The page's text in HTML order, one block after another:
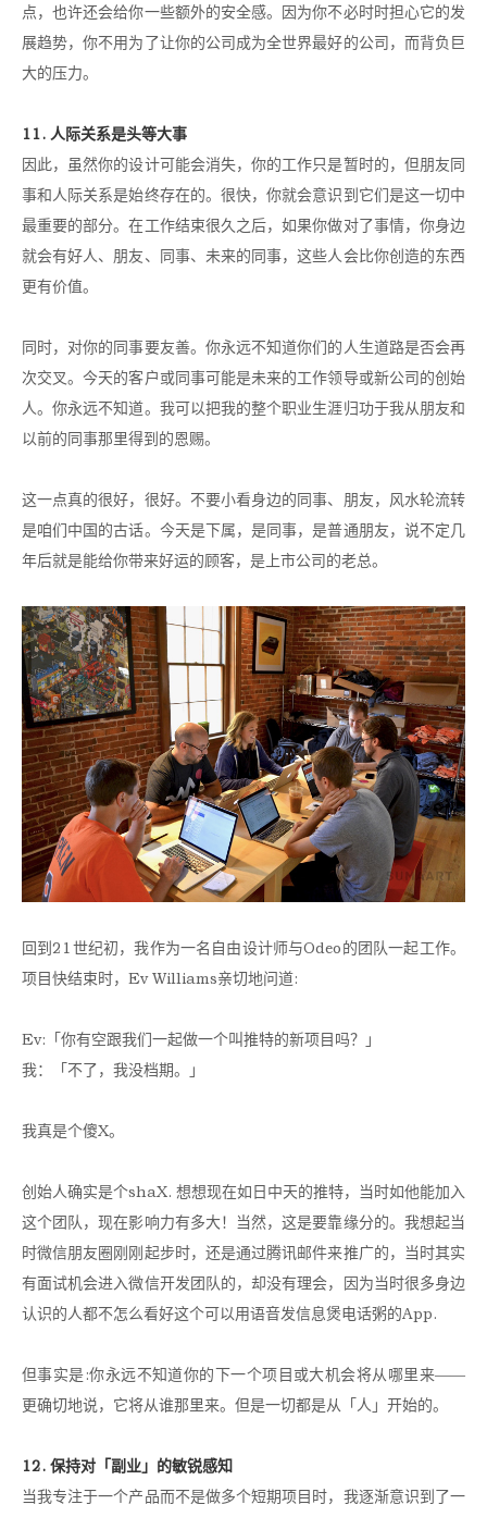
点，也许还会给你一些额外的安全感。因为你不必时时担心它的发
展趋势，你不用为了让你的公司成为全世界最好的公司，而背负巨
大的压力。
11. 人际关系是头等大事
因此，虽然你的设计可能会消失，你的工作只是暂时的，但朋友同
事和人际关系是始终存在的。很快，你就会意识到它们是这一切中
最重要的部分。在工作结束很久之后，如果你做对了事情，你身边
就会有好人、朋友、同事、未来的同事，这些人会比你创造的东西
更有价值。
同时，对你的同事要友善。你永远不知道你们的人生道路是否会再
次交叉。今天的客户或同事可能是未来的工作领导或新公司的创始
人。你永远不知道。我可以把我的整个职业生涯归功于我从朋友和
以前的同事那里得到的恩赐。
这一点真的很好，很好。不要小看身边的同事、朋友，风水轮流转
是咱们中国的古话。今天是下属，是同事，是普通朋友，说不定几
年后就是能给你带来好运的顾客，是上市公司的老总。
回到21世纪初，我作为一名自由设计师与Odeo的团队一起工作。
项目快结束时，Ev Williams亲切地问道:
Ev:「你有空跟我们一起做一个叫推特的新项目吗？」
我：「不了，我没档期。」
我真是个傻X。
创始人确实是个shaX. 想想现在如日中天的推特，当时如他能加入
这个团队，现在影响力有多大！当然，这是要靠缘分的。我想起当
时微信朋友圈刚刚起步时，还是通过腾讯邮件来推广的，当时其实
有面试机会进入微信开发团队的，却没有理会，因为当时很多身边
认识的人都不怎么看好这个可以用语音发信息煲电话粥的App.
但事实是:你永远不知道你的下一个项目或大机会将从哪里来——
更确切地说，它将从谁那里来。但是一切都是从「人」开始的。
12. 保持对「副业」的敏锐感知
当我专注于一个产品而不是做多个短期项目时，我逐渐意识到了一